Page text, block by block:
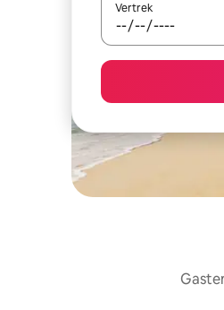
Vertrek